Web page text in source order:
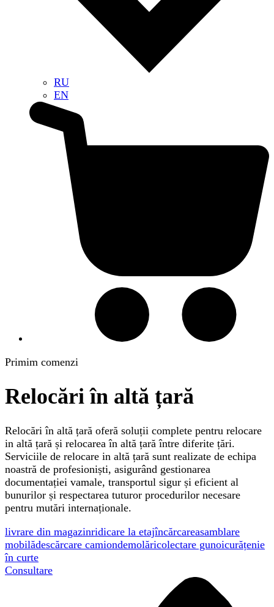
RU
EN
Primim comenzi
Relocări în altă țară
Relocări în altă țară oferă soluții complete pentru relocare
in altă țară și relocarea în altă țară între diferite țări.
Serviciile de relocare in altă țară sunt realizate de echipa
noastră de profesioniști, asigurând gestionarea
documentației vamale, transportul sigur și eficient al
bunurilor și respectarea tuturor procedurilor necesare
pentru mutări internaționale.
livrare din magazinridicare la etajîncărcareasamblare
mobilădescărcare camiondemolăricolectare gunoicurățenie
în curte
Consultare